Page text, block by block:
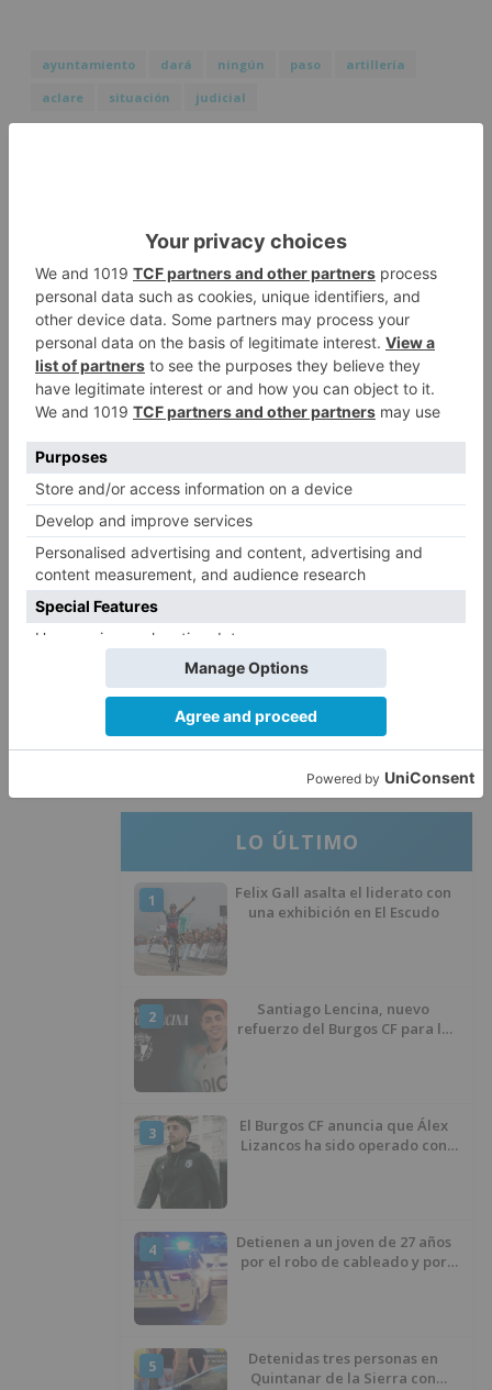
ayuntamiento dará ningún paso
artillería
aclare
situación judicial
1
Barrio (PSOE) denuncia que la
apertura del Castillo responde a
“una foto” y no a la culminación
del proyecto
2
El poblado de El Encuentro de
Burgos a punto de culminar su
proceso de realojo
3
memoria del pueblo burgalés de
Huérmeces
4
CCOO Burgos tramita más de 200
de inmigrantes
El PSOE denuncia que las
piscinas municipales de Burgos
llevan seis meses sin la
desinfección obligatoria contra
plagas
LO ÚLTIMO
1
Felix Gall asalta el liderato con
una exhibición en El Escudo
2
Santiago Lencina, nuevo
refuerzo del Burgos CF para la
3
El Burgos CF anuncia que Álex
Lizancos ha sido operado con
4
Detienen a un joven de 27 años
por el robo de cableado y por
5
Detenidas tres personas en
Quintanar de la Sierra con